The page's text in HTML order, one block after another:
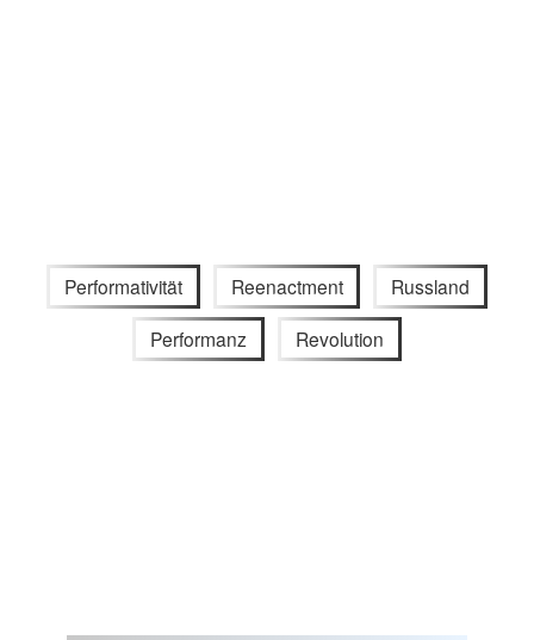
Performativität Reenactment Russland
Performanz Revolution